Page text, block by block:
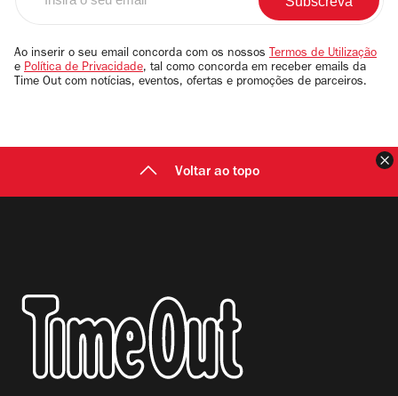
email
Ao inserir o seu email concorda com os nossos Termos de Utilização
e Política de Privacidade, tal como concorda em receber emails da
Time Out com notícias, eventos, ofertas e promoções de parceiros.
Voltar ao topo